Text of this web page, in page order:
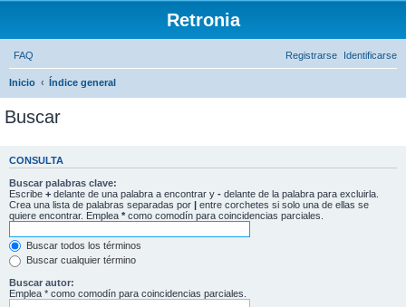
Retronia
FAQ Identificarse
Registrarse
Inicio Índice general
Buscar
CONSULTA
Buscar palabras clave:
Escribe + delante de una palabra a encontrar y - delante de la palabra para excluirla.
Crea una lista de palabras separadas por | entre corchetes si solo una de ellas se
quiere encontrar. Emplea * como comodín para coincidencias parciales.
Buscar todos los términos
Buscar cualquier término
Buscar autor:
Emplea * como comodín para coincidencias parciales.